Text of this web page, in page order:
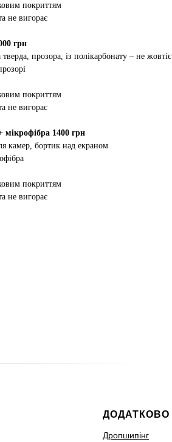
покриттям
не вигорає
грн
прозора, із полікарбонату – не жовтіє
покриттям
не вигорає
1400 грн
камер, бортик над екраном
покриттям
не вигорає
ДОДАТКОВО
Дропшипінг